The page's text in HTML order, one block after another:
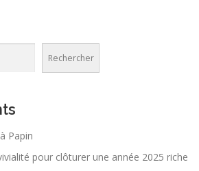
Rechercher
Papin
pour clôturer une année 2025 riche